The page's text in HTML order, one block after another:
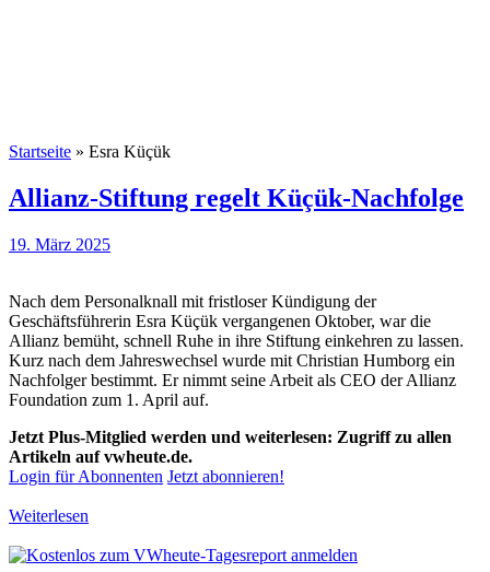
Startseite » Esra Küçük
Allianz-Stiftung regelt Küçük-Nachfolge
19. März 2025
Nach dem Personalknall mit fristloser Kündigung der
Geschäftsführerin Esra Küçük vergangenen Oktober, war die
Allianz bemüht, schnell Ruhe in ihre Stiftung einkehren zu lassen.
Kurz nach dem Jahreswechsel wurde mit Christian Humborg ein
Nachfolger bestimmt. Er nimmt seine Arbeit als CEO der Allianz
Foundation zum 1. April auf.
Jetzt Plus-Mitglied werden und weiterlesen: Zugriff zu allen
Artikeln auf vwheute.de.
Login für Abonnenten Jetzt abonnieren!
Weiterlesen